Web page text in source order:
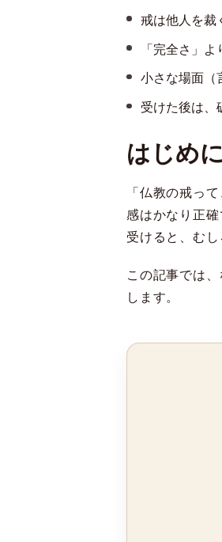
戒は他人を裁
「完全さ」
小さな場面（
受けた後は、
はじめに
「仏教の戒っ
感はかなり正
受けると、む
この記事では
します。